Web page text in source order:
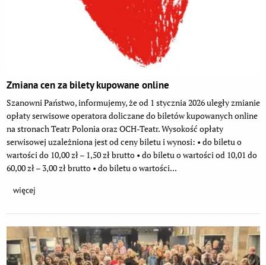
Zmiana cen za bilety kupowane online
Szanowni Państwo, informujemy, że od 1 stycznia 2026 uległy zmianie
opłaty serwisowe operatora doliczane do biletów kupowanych online
na stronach Teatr Polonia oraz OCH-Teatr. Wysokość opłaty
serwisowej uzależniona jest od ceny biletu i wynosi: • do biletu o
wartości do 10,00 zł – 1,50 zł brutto • do biletu o wartości od 10,01 do
60,00 zł – 3,00 zł brutto • do biletu o wartości...
więcej